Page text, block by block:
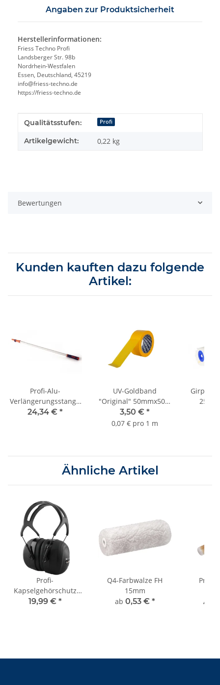
Angaben zur Produktsicherheit
Herstellerinformationen:
Friess Techno Profi
Landsberger Str. 98b
Nordrhein-Westfalen
Essen, Deutschland, 45219
info@friess-techno.de
https://friess-techno.de
Produkteigenschaft
Wert
Qualitätsstufen: Profi
Artikelgewicht: 0,22 kg
Bewertungen
Kunden kauften dazu folgende
Artikel:
Profi-Alu-
Verlängerungsstange
100-200cm
24,34 € *
UV-Goldband
"Original" 50mmx50m
bis 3 Monate Sorte
K055
3,50 € *
0,07 € pro 1 m
25cm
Ähnliche Artikel
Profi-
Kapselgehörschutz
SNR bis 39dB
19,99 € *
Q4-Farbwalze FH
15mm
ab 0,53 € *
Profi-
Ab